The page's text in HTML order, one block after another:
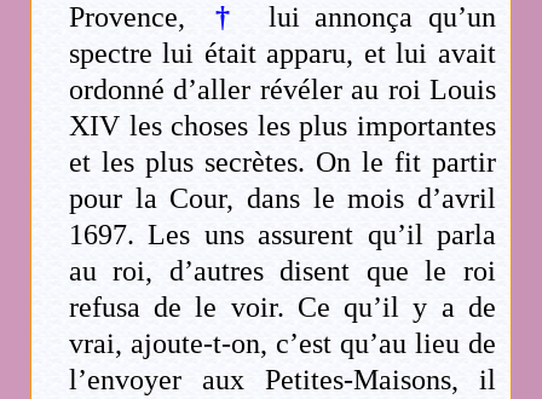
Provence,
†
lui annonça qu’un
spectre lui était apparu, et lui avait
ordonné d’aller révéler au roi Louis
XIV les choses les plus importantes
et les plus secrètes. On le fit partir
pour la Cour, dans le mois d’avril
1697. Les uns assurent qu’il parla
au roi, d’autres disent que le roi
refusa de le voir. Ce qu’il y a de
vrai, ajoute-t-on, c’est qu’au lieu de
l’envoyer aux Petites-Maisons, il